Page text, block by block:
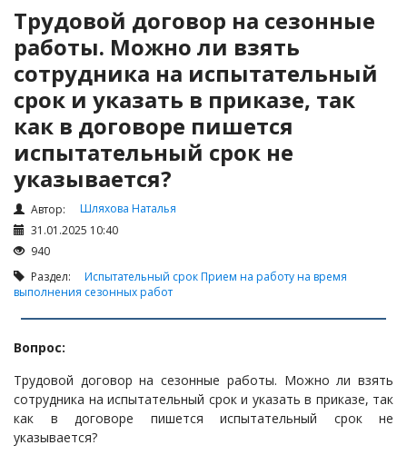
Пожарная безопасность
Техника безопасности и охрана труда
Антикризис: трудовые отношения
Антикризис: долги и обязательства
Налоги и Налогообложение
Трудовые отношения
Корпоративные отношения
Договоры
Интернет и право
Возмещение ущерба
Взыскание долга
Государственные закупки
Предварительный квалификационный отбор «Самрук-
Қазына» (ПКО)
Трудовой договор на сезонные
работы. Можно ли взять
сотрудника на испытательный
срок и указать в приказе, так
как в договоре пишется
испытательный срок не
указывается?
Автор:
Шляхова Наталья
31.01.2025 10:40
940
Раздел: Испытательный срокПрием на работу на время
выполнения сезонных работ
Вопрос:
Трудовой договор на сезонные работы. Можно ли взять
сотрудника на испытательный срок и указать в приказе, так
как в договоре пишется испытательный срок не
указывается?